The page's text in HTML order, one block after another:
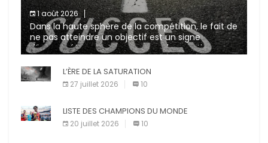
1 août 2026
Dans la haute sphère de la compétition, le fait de
ne pas atteindre un objectif est un signe
d’incompétence et une source de sanctions
diverses (avertissement, […]
L’ÈRE DE LA SATURATION
27 juillet 2026 10
LISTE DES CHAMPIONS DU MONDE
20 juillet 2026 10